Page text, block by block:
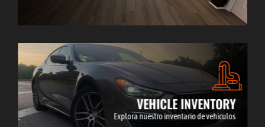
VEHICLE INVENTORY
Explora nuestro inventario de vehículos